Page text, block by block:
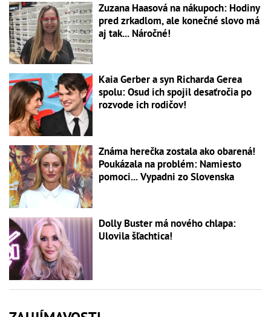
Zuzana Haasová na nákupoch: Hodiny
pred zrkadlom, ale konečné slovo má
aj tak... Náročné!
Kaia Gerber a syn Richarda Gerea
spolu: Osud ich spojil desaťročia po
rozvode ich rodičov!
Známa herečka zostala ako obarená!
Poukázala na problém: Namiesto
pomoci... Vypadni zo Slovenska
Dolly Buster má nového chlapa:
Ulovila šľachtica!